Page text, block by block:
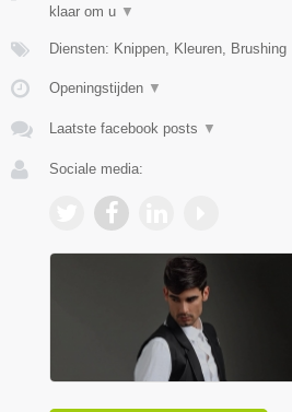
klaar om u ▼
Diensten: Knippen, Kleuren, Brushing
Openingstijden ▼
Laatste facebook posts ▼
Sociale media: